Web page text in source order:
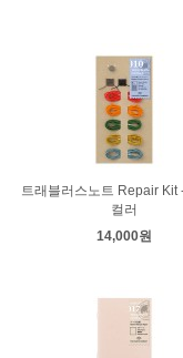
트래블러스노트 Repair Kit
컬러
14,000원